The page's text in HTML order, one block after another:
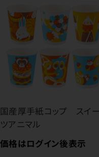
国産厚手紙コップ スイー
ツアニマル
価格はログイン後表示